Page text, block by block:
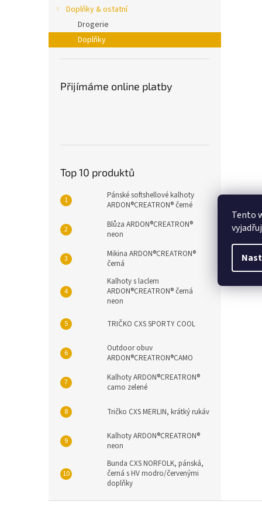
Tento
l
Doplňky & ostatní
Drogerie
Doplňky
Přijímáme online platby
Top 10 produktů
Pánské softshellové kalhoty
ARDON®CREATRON® černé
Blůza ARDON®CREATRON®
neon
Mikina ARDON®CREATRON®
černá
Kalhoty s laclem
ARDON®CREATRON® černá
neon
TRIČKO CXS SPORTY COOL
Outdoor obuv
ARDON®CREATRON®CAMO
Kalhoty ARDON®CREATRON®
camo zelené
Tričko CXS MERLIN, krátký rukáv
Kalhoty ARDON®CREATRON®
neon
Bunda CXS NORFOLK, pánská,
černá s HV modro/červenými
doplňky